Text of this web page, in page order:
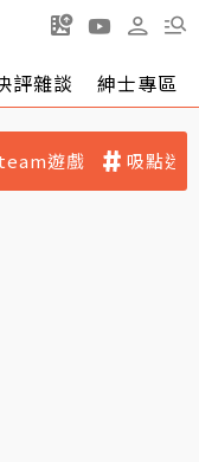
評雜談 紳士專區
遊戲 吸點迷